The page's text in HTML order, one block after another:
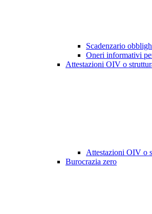
Scadenzario
Oneri informativi
Attestazioni OIV o
Attestazioni OIV o
Burocrazia zero